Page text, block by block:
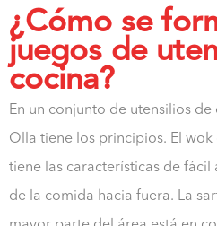
¿Cómo se
juegos de
cocina?
En un conjunto de utensilios
Olla tiene los principios. El
tiene las características de
de la comida hacia fuera. La